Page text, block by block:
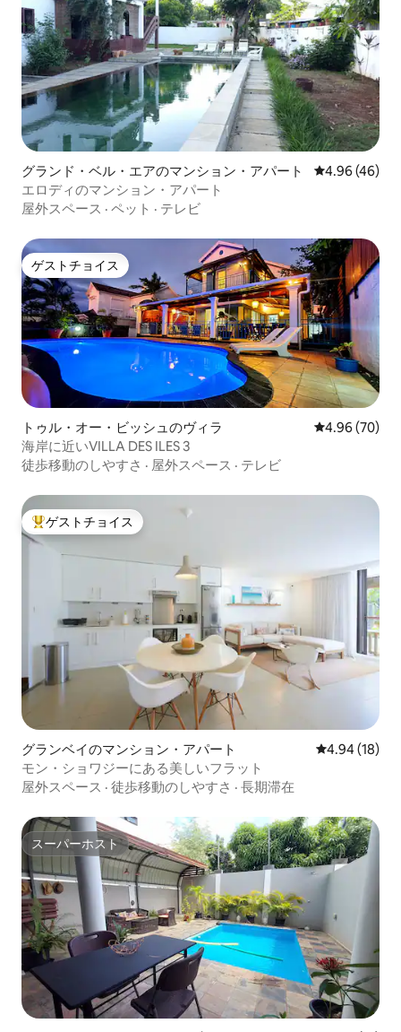
グランド・ベル・エアのマンション・アパート レビュー46
4.96 (46)
エロディのマンション・アパート
屋外スペース · ペット · テレビ
ゲストチョイス
ゲストチョイス
トゥル・オー・ビッシュのヴィラ レビュー70
4.96 (70)
海岸に近いVILLA DES ILES 3
徒歩移動のしやすさ · 屋外スペース · テレビ
大好評のゲストチョイスです。
ゲストチョイス
グランベイのマンション・アパート レビュー18
4.94 (18)
モン・ショワジーにある美しいフラット
屋外スペース · 徒歩移動のしやすさ · 長期滞在
スーパーホスト
スーパーホスト